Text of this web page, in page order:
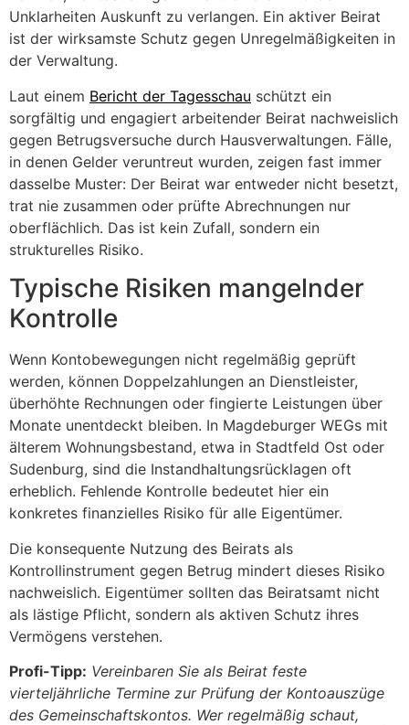
Unklarheiten Auskunft zu verlangen. Ein aktiver Beirat
ist der wirksamste Schutz gegen Unregelmäßigkeiten in
der Verwaltung.
Laut einem Bericht der Tagesschau schützt ein
sorgfältig und engagiert arbeitender Beirat nachweislich
gegen Betrugsversuche durch Hausverwaltungen. Fälle,
in denen Gelder veruntreut wurden, zeigen fast immer
dasselbe Muster: Der Beirat war entweder nicht besetzt,
trat nie zusammen oder prüfte Abrechnungen nur
oberflächlich. Das ist kein Zufall, sondern ein
strukturelles Risiko.
Typische Risiken mangelnder
Kontrolle
Wenn Kontobewegungen nicht regelmäßig geprüft
werden, können Doppelzahlungen an Dienstleister,
überhöhte Rechnungen oder fingierte Leistungen über
Monate unentdeckt bleiben. In Magdeburger WEGs mit
älterem Wohnungsbestand, etwa in Stadtfeld Ost oder
Sudenburg, sind die Instandhaltungsrücklagen oft
erheblich. Fehlende Kontrolle bedeutet hier ein
konkretes finanzielles Risiko für alle Eigentümer.
Die konsequente Nutzung des Beirats als
Kontrollinstrument gegen Betrug mindert dieses Risiko
nachweislich. Eigentümer sollten das Beiratsamt nicht
als lästige Pflicht, sondern als aktiven Schutz ihres
Vermögens verstehen.
Profi-Tipp: Vereinbaren Sie als Beirat feste
vierteljährliche Termine zur Prüfung der Kontoauszüge
des Gemeinschaftskontos. Wer regelmäßig schaut,